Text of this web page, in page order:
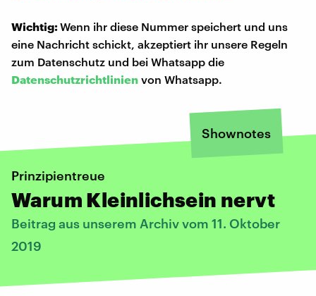
Wichtig:Wenn ihr diese Nummer speichert und uns
eine Nachricht schickt, akzeptiert ihr unsere Regeln
zum Datenschutz und bei Whatsapp die
Datenschutzrichtlinien von Whatsapp.
Shownotes
Prinzipientreue
Warum Kleinlichsein nervt
Beitrag aus unserem Archiv vom 11. Oktober
2019